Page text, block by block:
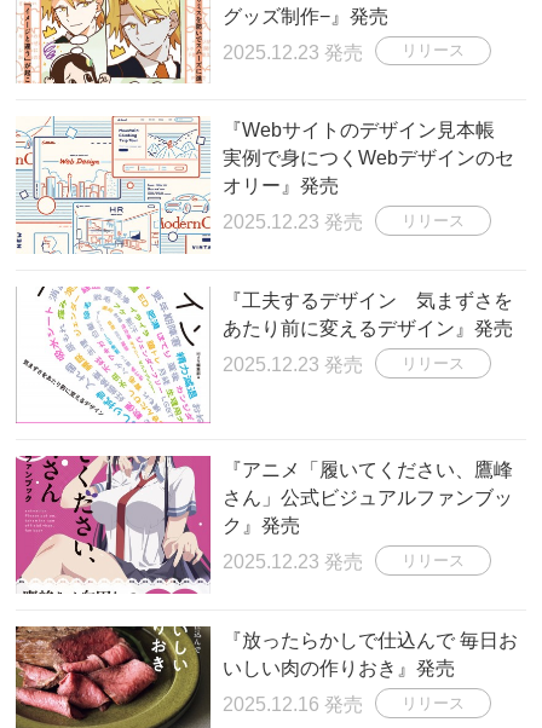
グッズ制作−』発売
2025.12.23 発売
リリース
『Webサイトのデザイン見本帳
実例で身につくWebデザインのセ
オリー』発売
2025.12.23 発売
リリース
『工夫するデザイン 気まずさを
あたり前に変えるデザイン』発売
2025.12.23 発売
リリース
『アニメ「履いてください、鷹峰
さん」公式ビジュアルファンブッ
ク』発売
2025.12.23 発売
リリース
『放ったらかしで仕込んで 毎日お
いしい肉の作りおき』発売
2025.12.16 発売
リリース